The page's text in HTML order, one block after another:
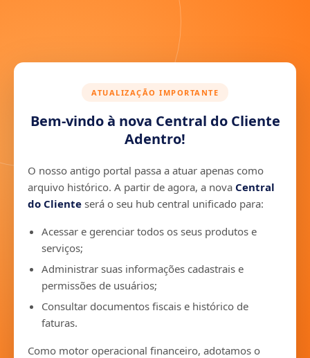
ATUALIZAÇÃO IMPORTANTE
Bem-vindo à nova Central do Cliente
Adentro!
O nosso antigo portal passa a atuar apenas como
arquivo histórico. A partir de agora, a nova Central
do Cliente será o seu hub central unificado para:
Acessar e gerenciar todos os seus produtos e
serviços;
Administrar suas informações cadastrais e
permissões de usuários;
Consultar documentos fiscais e histórico de
faturas.
Como motor operacional financeiro, adotamos o